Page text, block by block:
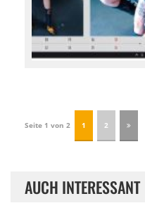
Seite 1 von 2 1 2
AUCH INTERESSANT